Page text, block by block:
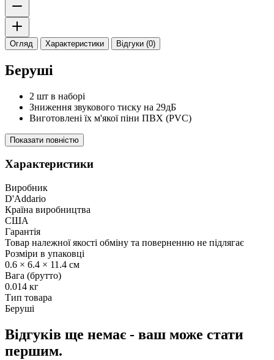
Огляд Характеристики Відгуки (0)
Беруші
2 шт в наборі
Зниження звукового тиску на 29дБ
Виготовлені їх м'якої піни ПВХ (PVC)
Показати повністю
Характеристики
Виробник
D'Addario
Країна виробництва
США
Гарантія
Товар належної якості обміну та поверненню не підлягає
Розміри в упаковці
0.6 × 6.4 × 11.4 см
Вага (брутто)
0.014 кг
Тип товара
Беруші
Відгуків ще немає - ваш може стати
першим.